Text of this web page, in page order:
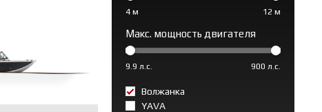
4 м 12 м
Макс. мощность двигателя
9.9 л.с. 900 л.с.
Волжанка
YAVA